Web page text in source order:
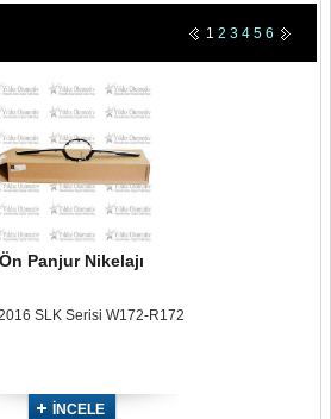
1 2 3 4 5 6
Ön Panjur Nikelajı
SLK Serisi W172-R172
İNCELE